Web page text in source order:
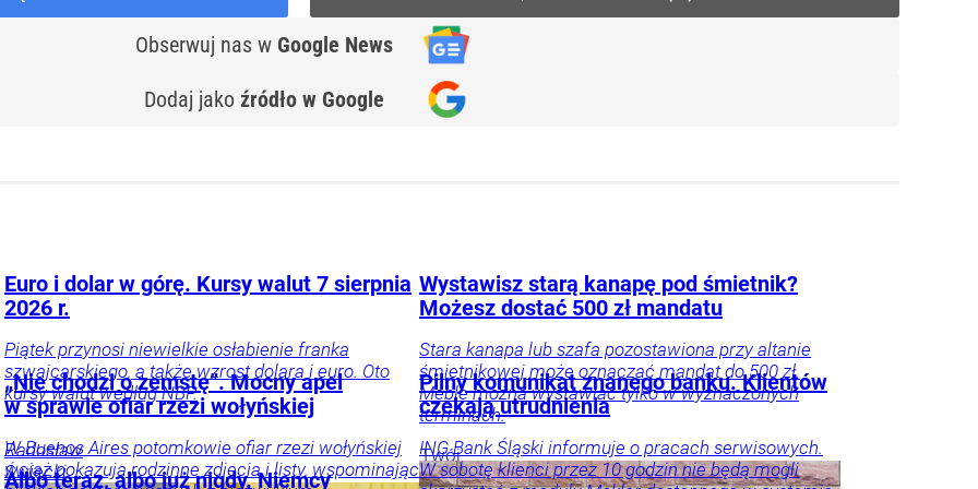
Obserwuj nas w Google News
Dodaj jako źródło w Google
Euro i dolar w górę. Kursy walut 7 sierpnia
2026 r.
Piątek przynosi niewielkie osłabienie franka
szwajcarskiego, a także wzrost dolara i euro. Oto
kursy walut według NBP.
Radosław
Święcki
Wystawisz starą kanapę pod śmietnik?
Możesz dostać 500 zł mandatu
Stara kanapa lub szafa pozostawiona przy altanie
śmietnikowej może oznaczać mandat do 500 zł.
Meble można wystawiać tylko w wyznaczonych
terminach.
Twój
portfelPoradnik
„Nie chodzi o zemstę”. Mocny apel
w sprawie ofiar rzezi wołyńskiej
W Buenos Aires potomkowie ofiar rzezi wołyńskiej
wciąż pokazują rodzinne zdjęcia i listy, wspominając
Pilny komunikat znanego banku. Klientów
czekają utrudnienia
ING Bank Śląski informuje o pracach serwisowych.
W sobotę klienci przez 10 godzin nie będą mogli
Albo teraz, albo już nigdy. Niemcy